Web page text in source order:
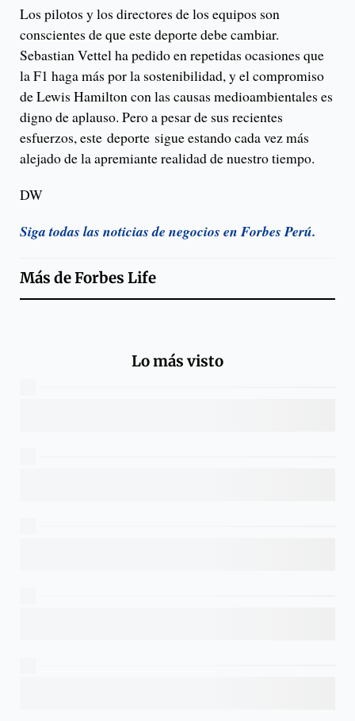
Los pilotos y los directores de los equipos son
conscientes de que este deporte debe cambiar.
Sebastian Vettel ha pedido en repetidas ocasiones que
la F1 haga más por la sostenibilidad, y el compromiso
de Lewis Hamilton con las causas medioambientales es
digno de aplauso. Pero a pesar de sus recientes
esfuerzos, este deporte sigue estando cada vez más
alejado de la apremiante realidad de nuestro tiempo.
DW
Siga todas las noticias de negocios en Forbes Perú.
Más deForbes Life
Lo más visto